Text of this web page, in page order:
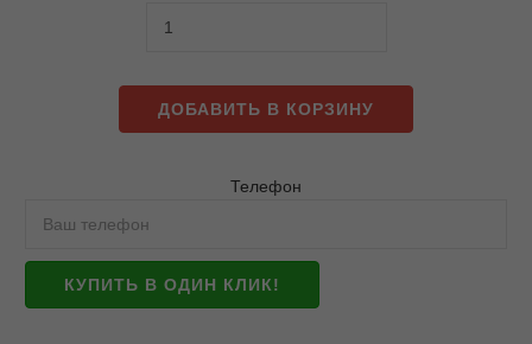
ДОБАВИТЬ В КОРЗИНУ
Телефон
КУПИТЬ В ОДИН КЛИК!